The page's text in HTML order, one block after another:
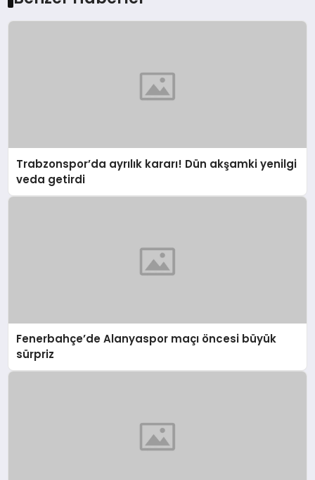
Trabzonspor’da ayrılık kararı! Dün akşamki yenilgi
veda getirdi
Fenerbahçe’de Alanyaspor maçı öncesi büyük
sürpriz